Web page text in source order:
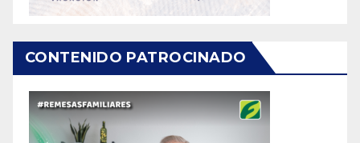
CONTENIDO PATROCINADO